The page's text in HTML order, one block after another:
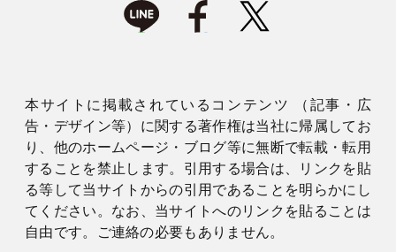
本サイトに掲載されているコンテンツ （記事・広
告・デザイン等）に関する著作権は当社に帰属してお
り、他のホームページ・ブログ等に無断で転載・転用
することを禁止します。引用する場合は、リンクを貼
る等して当サイトからの引用であることを明らかにし
てください。なお、当サイトへのリンクを貼ることは
自由です。ご連絡の必要もありません。